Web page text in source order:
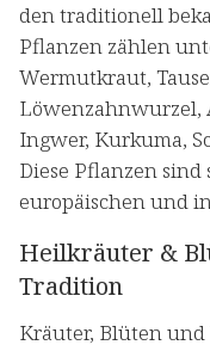
den traditionell
Pflanzen zählen
Wermutkraut,
Löwenzahnwurzel,
Ingwer, Kurkuma,
Diese Pflanzen
europäischen und
Heilkräuter &
Tradition
Kräuter, Blüten